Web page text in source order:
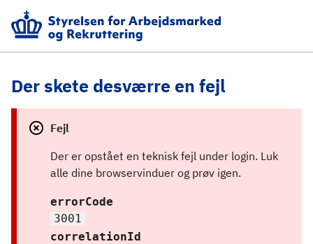
Der skete desværre en fejl
Fejl
Der er opstået en teknisk fejl under login. Luk
alle dine browservinduer og prøv igen.
errorCode
3001
correlationId